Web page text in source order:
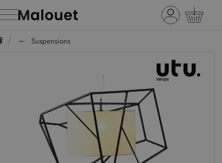
Suspensions